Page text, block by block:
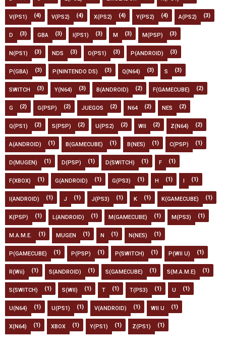
V(PS1) (4) V(PS2) (4) X(PS2) (4) Y(PS2) (4) A(PS2) (3)
D (3) GBA (3) I(PS1) (3) M (3) M(PSP) (3)
N(PS1) (3) NDS (3) O(PS1) (3) P(ANDROID) (3)
P(GBA) (3) P(NINTENDO DS) (3) Q(N64) (3) S (3)
SWITCH (3) Y(N64) (3) B(ANDROID) (2) F(GAMECUBE) (2)
G (2) G(PSP) (2) JUEGOS (2) N64 (2) NES (2)
Q(PS1) (2) S(PSP) (2) U(PS2) (2) WII (2) Z(N64) (2)
A(ANDROID) (1) B(GAMECUBE) (1) B(NES) (1) C(PSP) (1)
D(MUGEN) (1) D(PSP) (1) D(SWITCH) (1) F (1)
F(XBOX) (1) G(ANDROID) (1) G(PS3) (1) H (1) (1)
I(ANDROID) (1) J (1) J(PS3) (1) K (1) K(GAMECUBE) (1)
K(PSP) (1) L(ANDROID) (1) M(GAMECUBE) (1) M(PS3) (1)
M.A.M.E. (1) MUGEN (1) N (1) N(NES) (1)
P(GAMECUBE) (1) P(PSP) (1) P(SWITCH) (1) P(WII U) (1)
R(Wii) (1) S(ANDROID) (1) S(GAMECUBE) (1) S(M.A.M.E) (1)
S(SWITCH) (1) S(WII) (1) T (1) T(PS3) (1) U (1)
U(N64) (1) U(PS1) (1) V(ANDROID) (1) WII U (1)
X(N64) (1) XBOX (1) Y(PS1) (1) Z(PS1) (1)